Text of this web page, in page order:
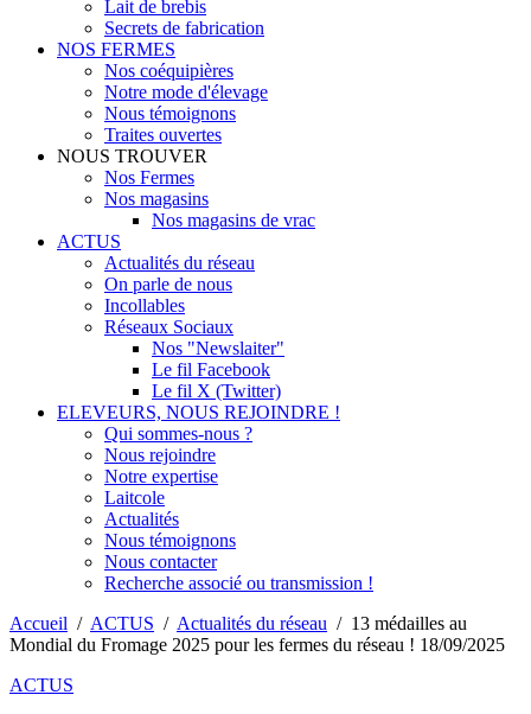
Lait de brebis
Secrets de fabrication
NOS FERMES
Nos coéquipières
Notre mode d'élevage
Nous témoignons
Traites ouvertes
NOUS TROUVER
Nos Fermes
Nos magasins
Nos magasins de vrac
ACTUS
Actualités du réseau
On parle de nous
Incollables
Réseaux Sociaux
Nos "Newslaiter"
Le fil Facebook
Le fil X (Twitter)
ELEVEURS, NOUS REJOINDRE !
Qui sommes-nous ?
Nous rejoindre
Notre expertise
Laitcole
Actualités
Nous témoignons
Nous contacter
Recherche associé ou transmission !
Accueil / ACTUS / Actualités du réseau / 13 médailles au
Mondial du Fromage 2025 pour les fermes du réseau ! 18/09/2025
ACTUS